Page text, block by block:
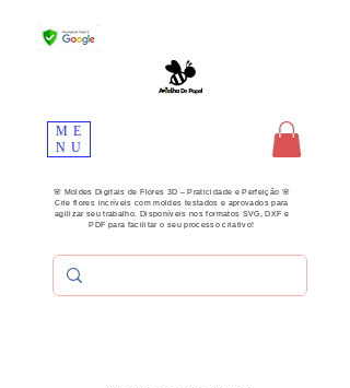
ME
NU
🌸 Moldes Digitais de Flores 3D – Praticidade e Perfeição 🌸
Crie flores incríveis com moldes testados e aprovados para
agilizar seu trabalho. Disponíveis nos formatos SVG, DXF e
PDF para facilitar o seu processo criativo!